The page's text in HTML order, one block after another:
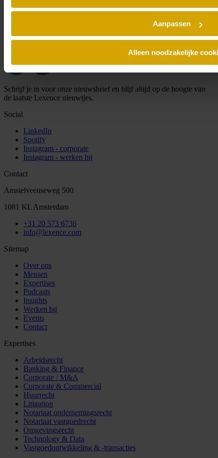
Aanpassen
Alleen noodzakelijke
Schrijf je in voor onze nieuwsbrief en blijf altijd op de hoogte van
de laatste Lexence nieuwtjes.
Social
LinkedIn
Spotify
Instagram - corporate
Instagram - werken bij
Contact
Amstelveenseweg 500
1081 KL Amsterdam
+31 20 573 6736
info@lexence.com
Sitemap
Over ons
Mensen
Expertises
Podcasts
Insights
Werken bij
Events
Contact
Expertises
Arbeidsrecht
Banking & Finance
Corporate / M&A
Corporate & Commercial
Huurrecht
Litigation
Notariaat ondernemingsrecht
Notariaat vastgoedrecht
Omgevingsrecht
Technology & Data
Vastgoedontwikkeling & -transacties